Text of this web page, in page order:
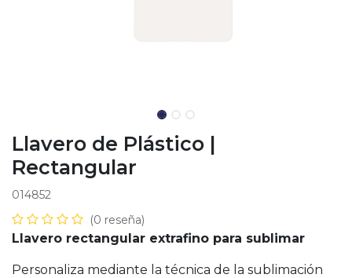
Llavero de Plástico |
Rectangular
014852
(0 reseña)
Llavero rectangular extrafino para sublimar
Personaliza mediante la técnica de la sublimación